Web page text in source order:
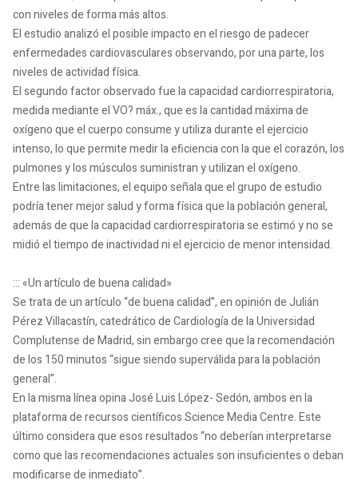
con niveles de forma más altos.
El estudio analizó el posible impacto en el riesgo de padecer
enfermedades cardiovasculares observando, por una parte, los
niveles de actividad física.
El segundo factor observado fue la capacidad cardiorrespiratoria,
medida mediante el VO? máx., que es la cantidad máxima de
oxígeno que el cuerpo consume y utiliza durante el ejercicio
intenso, lo que permite medir la eficiencia con la que el corazón, los
pulmones y los músculos suministran y utilizan el oxígeno.
Entre las limitaciones, el equipo señala que el grupo de estudio
podría tener mejor salud y forma física que la población general,
además de que la capacidad cardiorrespiratoria se estimó y no se
midió el tiempo de inactividad ni el ejercicio de menor intensidad.
::: «Un artículo de buena calidad»
Se trata de un artículo “de buena calidad”, en opinión de Julián
Pérez Villacastín, catedrático de Cardiología de la Universidad
Complutense de Madrid, sin embargo cree que la recomendación
de los 150 minutos “sigue siendo superválida para la población
general”.
En la misma línea opina José Luis López- Sedón, ambos en la
plataforma de recursos científicos Science Media Centre. Este
último considera que esos resultados “no deberían interpretarse
como que las recomendaciones actuales son insuficientes o deban
modificarse de inmediato”.